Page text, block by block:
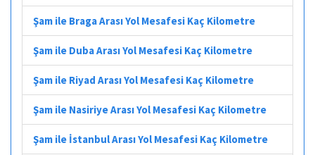
Şam ile Braga Arası Yol Mesafesi Kaç Kilometre
Şam ile Duba Arası Yol Mesafesi Kaç Kilometre
Şam ile Riyad Arası Yol Mesafesi Kaç Kilometre
Şam ile Nasiriye Arası Yol Mesafesi Kaç Kilometre
Şam ile İstanbul Arası Yol Mesafesi Kaç Kilometre